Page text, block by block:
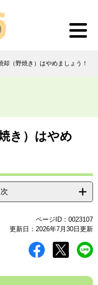
却（野焼き）はやめましょう！
き）はやめ
ページID：0023107
更新日：2026年7月30日更新